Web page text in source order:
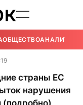
ОБЩЕСТВОАНАЛИТИКА
страны ЕС
нарушения
(подробно)